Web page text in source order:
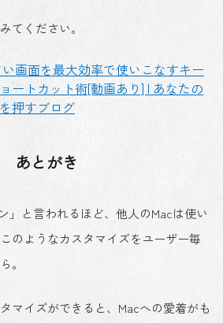
てください。
い画面を最大効率で使いこなすキー
ートカット術[動画あり] | あなたの
押すブログ
あとがき
」と言われるほど、他人のMacは使い
のようなカスタマイズをユーザー毎
。
マイズができると、Macへの愛着がも